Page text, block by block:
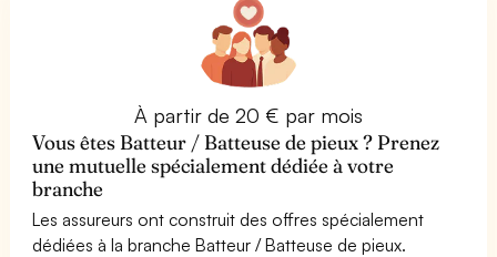
À partir de 20 € par mois
Vous êtes Batteur / Batteuse de pieux ? Prenez
une mutuelle spécialement dédiée à votre
branche
Les assureurs ont construit des offres spécialement
dédiées à la branche Batteur / Batteuse de pieux.